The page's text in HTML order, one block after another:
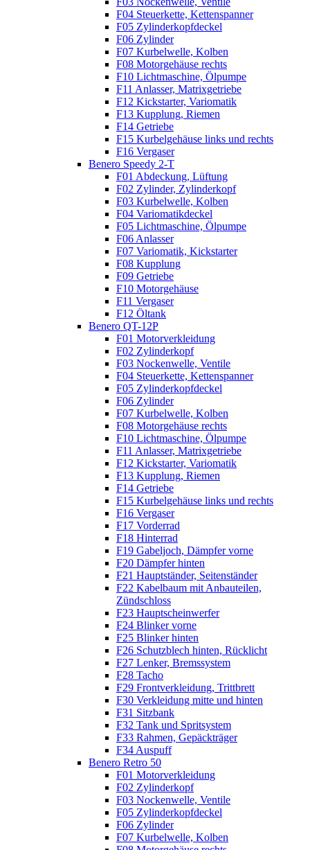
F04 Steuerkette, Kettenspanner
F05 Zylinderkopfdeckel
F06 Zylinder
F07 Kurbelwelle, Kolben
F08 Motorgehäuse rechts
F10 Lichtmaschine, Ölpumpe
F11 Anlasser, Matrixgetriebe
F12 Kickstarter, Variomatik
F13 Kupplung, Riemen
F14 Getriebe
F15 Kurbelgehäuse links und rechts
F16 Vergaser
Benero Speedy 2-T
F01 Abdeckung, Lüftung
F02 Zylinder, Zylinderkopf
F03 Kurbelwelle, Kolben
F04 Variomatikdeckel
F05 Lichtmaschine, Ölpumpe
F06 Anlasser
F07 Variomatik, Kickstarter
F08 Kupplung
F09 Getriebe
F10 Motorgehäuse
F11 Vergaser
F12 Öltank
Benero QT-12P
F01 Motorverkleidung
F02 Zylinderkopf
F03 Nockenwelle, Ventile
F04 Steuerkette, Kettenspanner
F05 Zylinderkopfdeckel
F06 Zylinder
F07 Kurbelwelle, Kolben
F08 Motorgehäuse rechts
F10 Lichtmaschine, Ölpumpe
F11 Anlasser, Matrixgetriebe
F12 Kickstarter, Variomatik
F13 Kupplung, Riemen
F14 Getriebe
F15 Kurbelgehäuse links und rechts
F16 Vergaser
F17 Vorderrad
F18 Hinterrad
F19 Gabeljoch, Dämpfer vorne
F20 Dämpfer hinten
F21 Hauptständer, Seitenständer
F22 Kabelbaum mit Anbauteilen,
Zündschloss
F23 Hauptscheinwerfer
F24 Blinker vorne
F25 Blinker hinten
F26 Schutzblech hinten, Rücklicht
F27 Lenker, Bremssystem
F28 Tacho
F29 Frontverkleidung, Trittbrett
F30 Verkleidung mitte und hinten
F31 Sitzbank
F32 Tank und Spritsystem
F33 Rahmen, Gepäckträger
F34 Auspuff
Benero Retro 50
F01 Motorverkleidung
F02 Zylinderkopf
F03 Nockenwelle, Ventile
F05 Zylinderkopfdeckel
F06 Zylinder
F07 Kurbelwelle, Kolben